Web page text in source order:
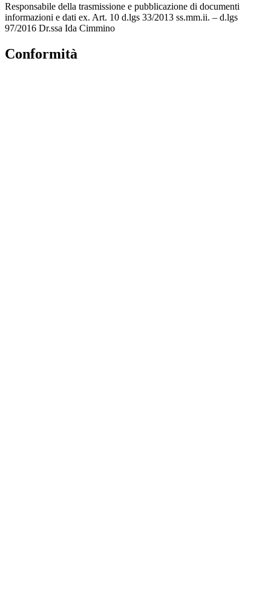
Responsabile della trasmissione e pubblicazione di documenti
informazioni e dati ex. Art. 10 d.lgs 33/2013 ss.mm.ii. – d.lgs
97/2016 Dr.ssa Ida Cimmino
Conformità